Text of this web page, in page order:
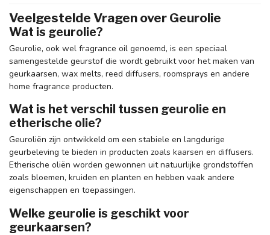
Veelgestelde Vragen over Geurolie
Wat is geurolie?
Geurolie, ook wel fragrance oil genoemd, is een speciaal
samengestelde geurstof die wordt gebruikt voor het maken van
geurkaarsen, wax melts, reed diffusers, roomsprays en andere
home fragrance producten.
Wat is het verschil tussen geurolie en
etherische olie?
Geuroliën zijn ontwikkeld om een stabiele en langdurige
geurbeleving te bieden in producten zoals kaarsen en diffusers.
Etherische oliën worden gewonnen uit natuurlijke grondstoffen
zoals bloemen, kruiden en planten en hebben vaak andere
eigenschappen en toepassingen.
Welke geurolie is geschikt voor
geurkaarsen?